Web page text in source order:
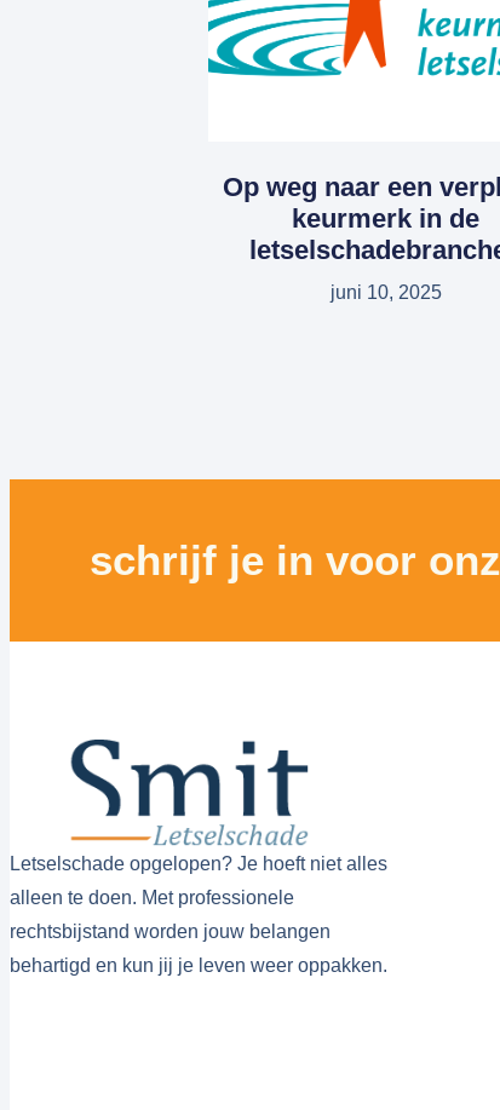
Op weg naar een
keurmerk in de
juni 10, 2025
schrijf je in voor
Letselschade opgelopen? Je hoeft niet alles
alleen te doen. Met professionele
rechtsbijstand worden jouw belangen
behartigd en kun jij je leven weer oppakken.